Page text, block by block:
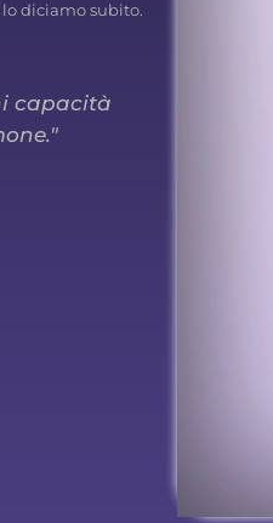
diciamo subito.
capacità